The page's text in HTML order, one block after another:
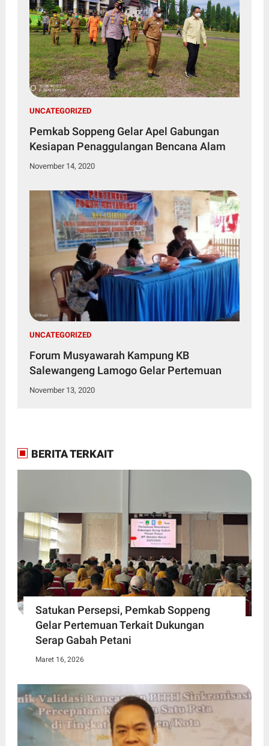
UNCATEGORIZED
Pemkab Soppeng Gelar Apel Gabungan
Kesiapan Penaggulangan Bencana Alam
November 14, 2020
UNCATEGORIZED
Forum Musyawarah Kampung KB
Salewangeng Lamogo Gelar Pertemuan
November 13, 2020
BERITA TERKAIT
Satukan Persepsi, Pemkab Soppeng
Gelar Pertemuan Terkait Dukungan
Serap Gabah Petani
Maret 16, 2026